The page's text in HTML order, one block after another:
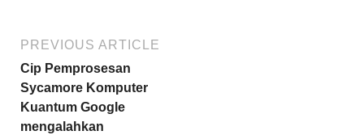
PREVIOUS ARTICLE
Cip Pemprosesan
Sycamore Komputer
Kuantum Google
mengalahkan